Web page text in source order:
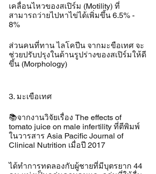
เคลื่อนไหวของสเปิร์ม (Motility) ที่
สามารถว่ายไปหาไข่ได้เพิ่มขึ้น 6.5% -
8%
ส่วนคนที่ทาน ไลโคปีน จากมะขือเทศ จะ
ช่วยปรับปรุงในด้านรูปร่างของสเปิร์มให้ดี
ขึ้น (Morphology)
3. มะเขือเทศ
📚จากงานวิจัยเรื่อง The effects of
tomato juice on male infertility ที่ตีพิมพ์
ในวารสาร Asia Pacific Journal of
Clinical Nutrition เมื่อปี 2017
ได้ทำการทดลองกับผู้ชายที่มีบุตรยาก 44